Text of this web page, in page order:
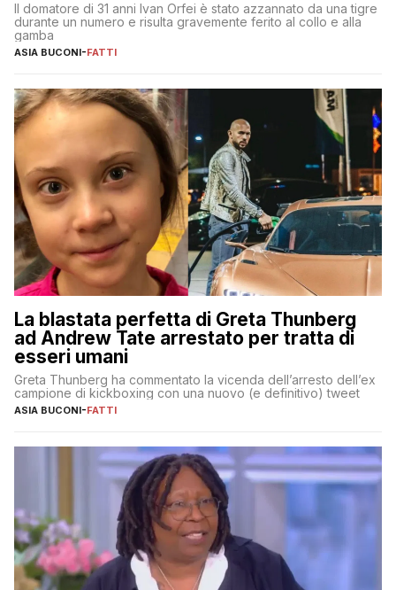
Il domatore di 31 anni Ivan Orfei è stato azzannato da una tigre
durante un numero e risulta gravemente ferito al collo e alla
gamba
ASIA BUCONI-FATTI
La blastata perfetta di Greta Thunberg
ad Andrew Tate arrestato per tratta di
esseri umani
Greta Thunberg ha commentato la vicenda dell’arresto dell’ex
campione di kickboxing con una nuovo (e definitivo) tweet
ASIA BUCONI-FATTI